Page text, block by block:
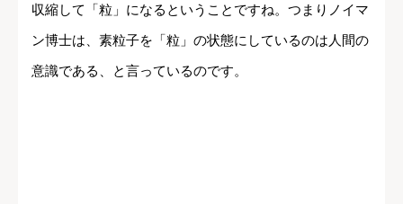
収縮して「粒」になるということですね。つまりノイマ
ン博士は、素粒子を「粒」の状態にしているのは人間の
意識である、と言っているのです。